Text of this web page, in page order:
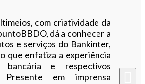
com criatividade da
dá a conhecer a
e serviços do Bankinter,
que enfatiza a experiência
bancária e respectivos
Presente em imprensa